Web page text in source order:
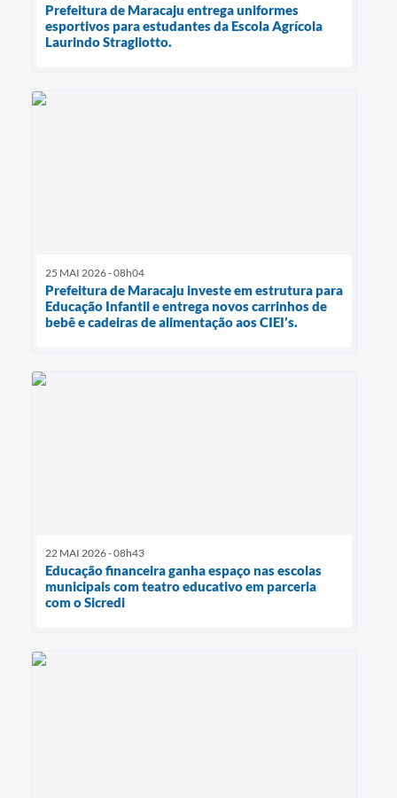
Prefeitura de Maracaju entrega uniformes
esportivos para estudantes da Escola Agrícola
Laurindo Stragliotto.
25 MAI 2026 - 08h04
Prefeitura de Maracaju investe em estrutura para
Educação Infantil e entrega novos carrinhos de
bebê e cadeiras de alimentação aos CIEI’s.
22 MAI 2026 - 08h43
Educação financeira ganha espaço nas escolas
municipais com teatro educativo em parceria
com o Sicredi